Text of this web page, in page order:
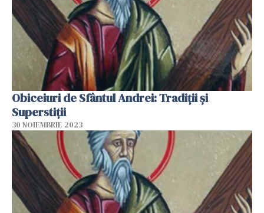
Obiceiuri de Sfântul Andrei: Tradiții și
Superstiții
30 NOIEMBRIE 2023